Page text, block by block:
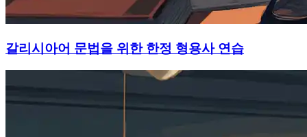
갈리시아어 문법을 위한 한정 형용사 연습